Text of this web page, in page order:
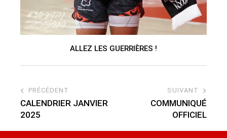
ALLEZ LES GUERRIÈRES !
PRÉCÉDENT
CALENDRIER JANVIER
2025
SUIVANT
COMMUNIQUÉ
OFFICIEL